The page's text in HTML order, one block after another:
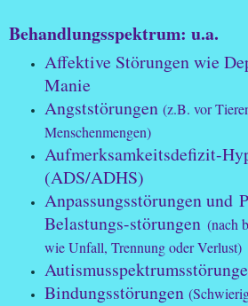
Behandlungsspektrum: u.a.
Affektive Störungen wie
Manie
Angststörungen (z.B. vor
Menschenmengen)
Aufmerksamkeitsdefizit-
(ADS/ADHS)
Anpassungsstörungen und
Belastungs-störungen (nach
wie Unfall, Trennung oder Verlust)
Bindungsstörungen